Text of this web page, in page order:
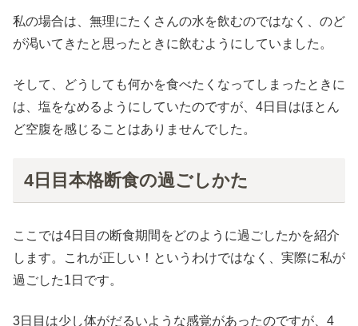
私の場合は、無理にたくさんの水を飲むのではなく、のど
が渇いてきたと思ったときに飲むようにしていました。
そして、どうしても何かを食べたくなってしまったときに
は、塩をなめるようにしていたのですが、4日目はほとん
ど空腹を感じることはありませんでした。
4日目本格断食の過ごしかた
ここでは4日目の断食期間をどのように過ごしたかを紹介
します。これが正しい！というわけではなく、実際に私が
過ごした1日です。
3日目は少し体がだるいような感覚があったのですが、4